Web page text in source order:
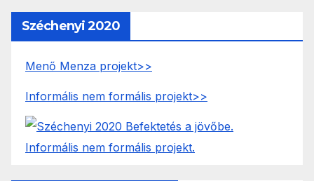
Széchenyi 2020
Menő Menza projekt>>
Informális nem formális projekt>>